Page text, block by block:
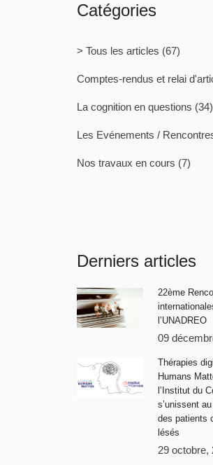
Catégories
> Tous les articles (67)
Comptes-rendus et relai
La cognition en questions (34)
Les Evénements /
Nos travaux en cours (7)
Derniers articles
22ème
l’UNADREO
09
Thérapies
Humans
l’Institut du
s’unissent
des patients
lésés
29 octobre,